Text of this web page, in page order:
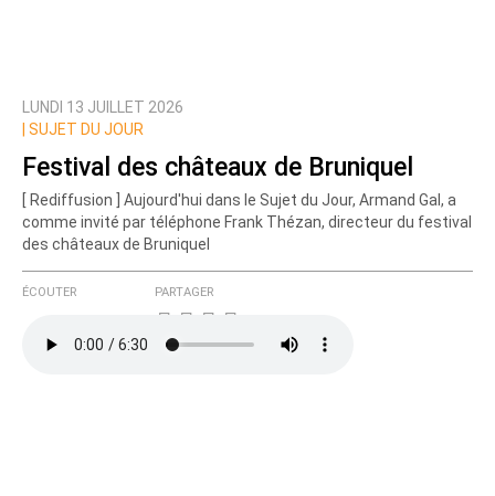
LUNDI 13 JUILLET 2026
SUJET DU JOUR
Festival des châteaux de Bruniquel
[ Rediffusion ] Aujourd'hui dans le Sujet du Jour, Armand Gal, a
comme invité par téléphone Frank Thézan, directeur du festival
des châteaux de Bruniquel
ÉCOUTER PARTAGER